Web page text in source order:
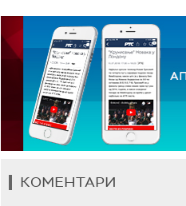
КОМЕНТАРИ